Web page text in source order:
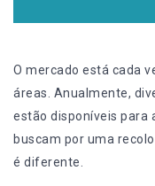
O mercado está cada
áreas. Anualmente,
estão disponíveis para
buscam por uma
é diferente.